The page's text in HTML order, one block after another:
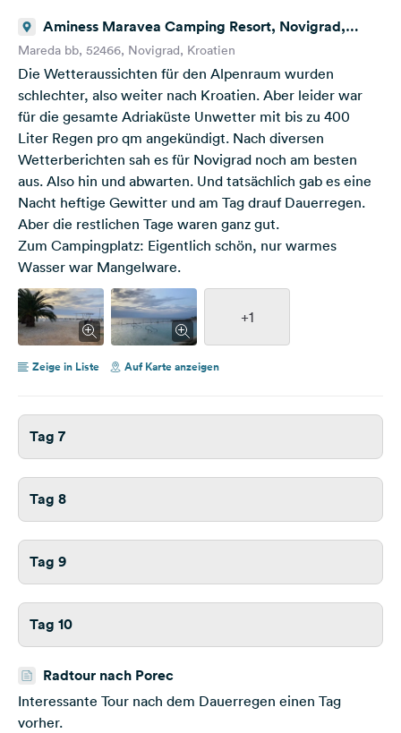
Aminess Maravea Camping Resort, Novigrad,
Kroatien
Mareda bb, 52466, Novigrad, Kroatien
Die Wetteraussichten für den Alpenraum wurden
schlechter, also weiter nach Kroatien. Aber leider war
für die gesamte Adriaküste Unwetter mit bis zu 400
Liter Regen pro qm angekündigt. Nach diversen
Wetterberichten sah es für Novigrad noch am besten
aus. Also hin und abwarten. Und tatsächlich gab es eine
Nacht heftige Gewitter und am Tag drauf Dauerregen.
Aber die restlichen Tage waren ganz gut.
Zum Campingplatz: Eigentlich schön, nur warmes
Wasser war Mangelware.
+1
Zeige in Liste Auf Karte anzeigen
Tag 7
Tag 8
Tag 9
Tag 10
Radtour nach Porec
Interessante Tour nach dem Dauerregen einen Tag
vorher.